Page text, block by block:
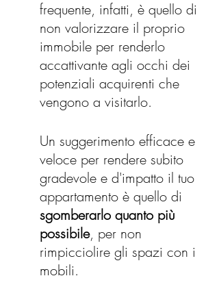
frequente, infatti, è quello di
non valorizzare il proprio
immobile per renderlo
accattivante agli occhi dei
potenziali acquirenti che
vengono a visitarlo.
Un suggerimento efficace e
veloce per rendere subito
gradevole e d'impatto il tuo
appartamento è quello di
sgomberarlo quanto più
possibile, per non
rimpicciolire gli spazi con i
mobili.